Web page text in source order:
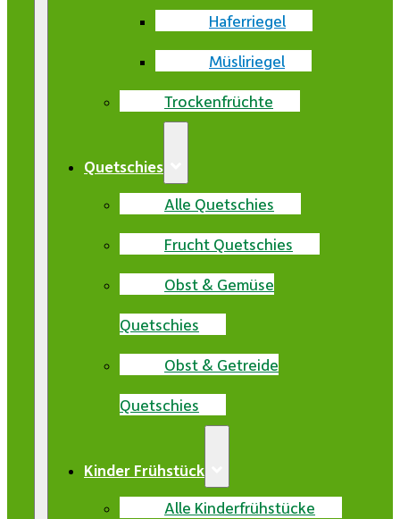
Haferriegel
Müsliriegel
Trockenfrüchte
Quetschies
Alle Quetschies
Frucht Quetschies
Obst & Gemüse
Quetschies
Obst & Getreide
Quetschies
Kinder Frühstück
Alle Kinderfrühstücke